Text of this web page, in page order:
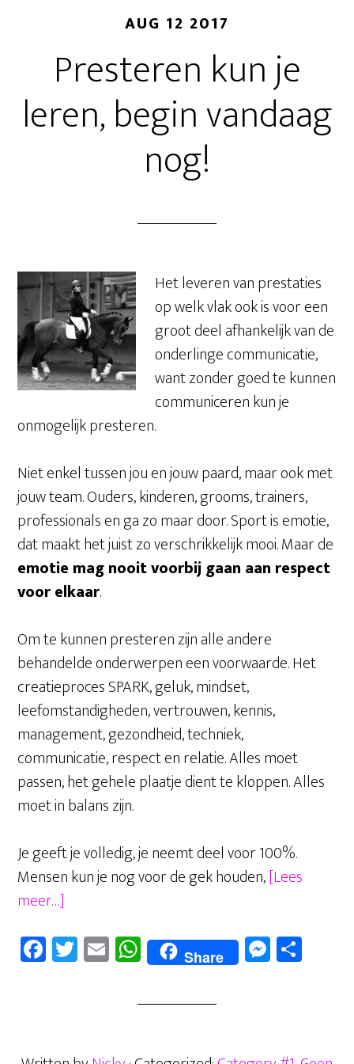
AUG 12 2017
Presteren kun je
leren, begin vandaag
nog!
Het leveren van prestaties
op welk vlak ook is voor een
groot deel afhankelijk van de
onderlinge communicatie,
want zonder goed te kunnen
communiceren kun je
onmogelijk presteren.
Niet enkel tussen jou en jouw paard, maar ook met
jouw team. Ouders, kinderen, grooms, trainers,
professionals en ga zo maar door. Sport is emotie,
dat maakt het juist zo verschrikkelijk mooi. Maar de
emotie mag nooit voorbij gaan aan respect
voor elkaar.
Om te kunnen presteren zijn alle andere
behandelde onderwerpen een voorwaarde. Het
creatieproces SPARK, geluk, mindset,
leefomstandigheden, vertrouwen, kennis,
management, gezondheid, techniek,
communicatie, respect en relatie. Alles moet
passen, het gehele plaatje dient te kloppen. Alles
moet in balans zijn.
Je geeft je volledig, je neemt deel voor 100%.
Mensen kun je nog voor de gek houden,[Lees
meer…]
je
Fa
ce
k
T
wi
E
m
W
ha
ts
p
Share M
es
ge